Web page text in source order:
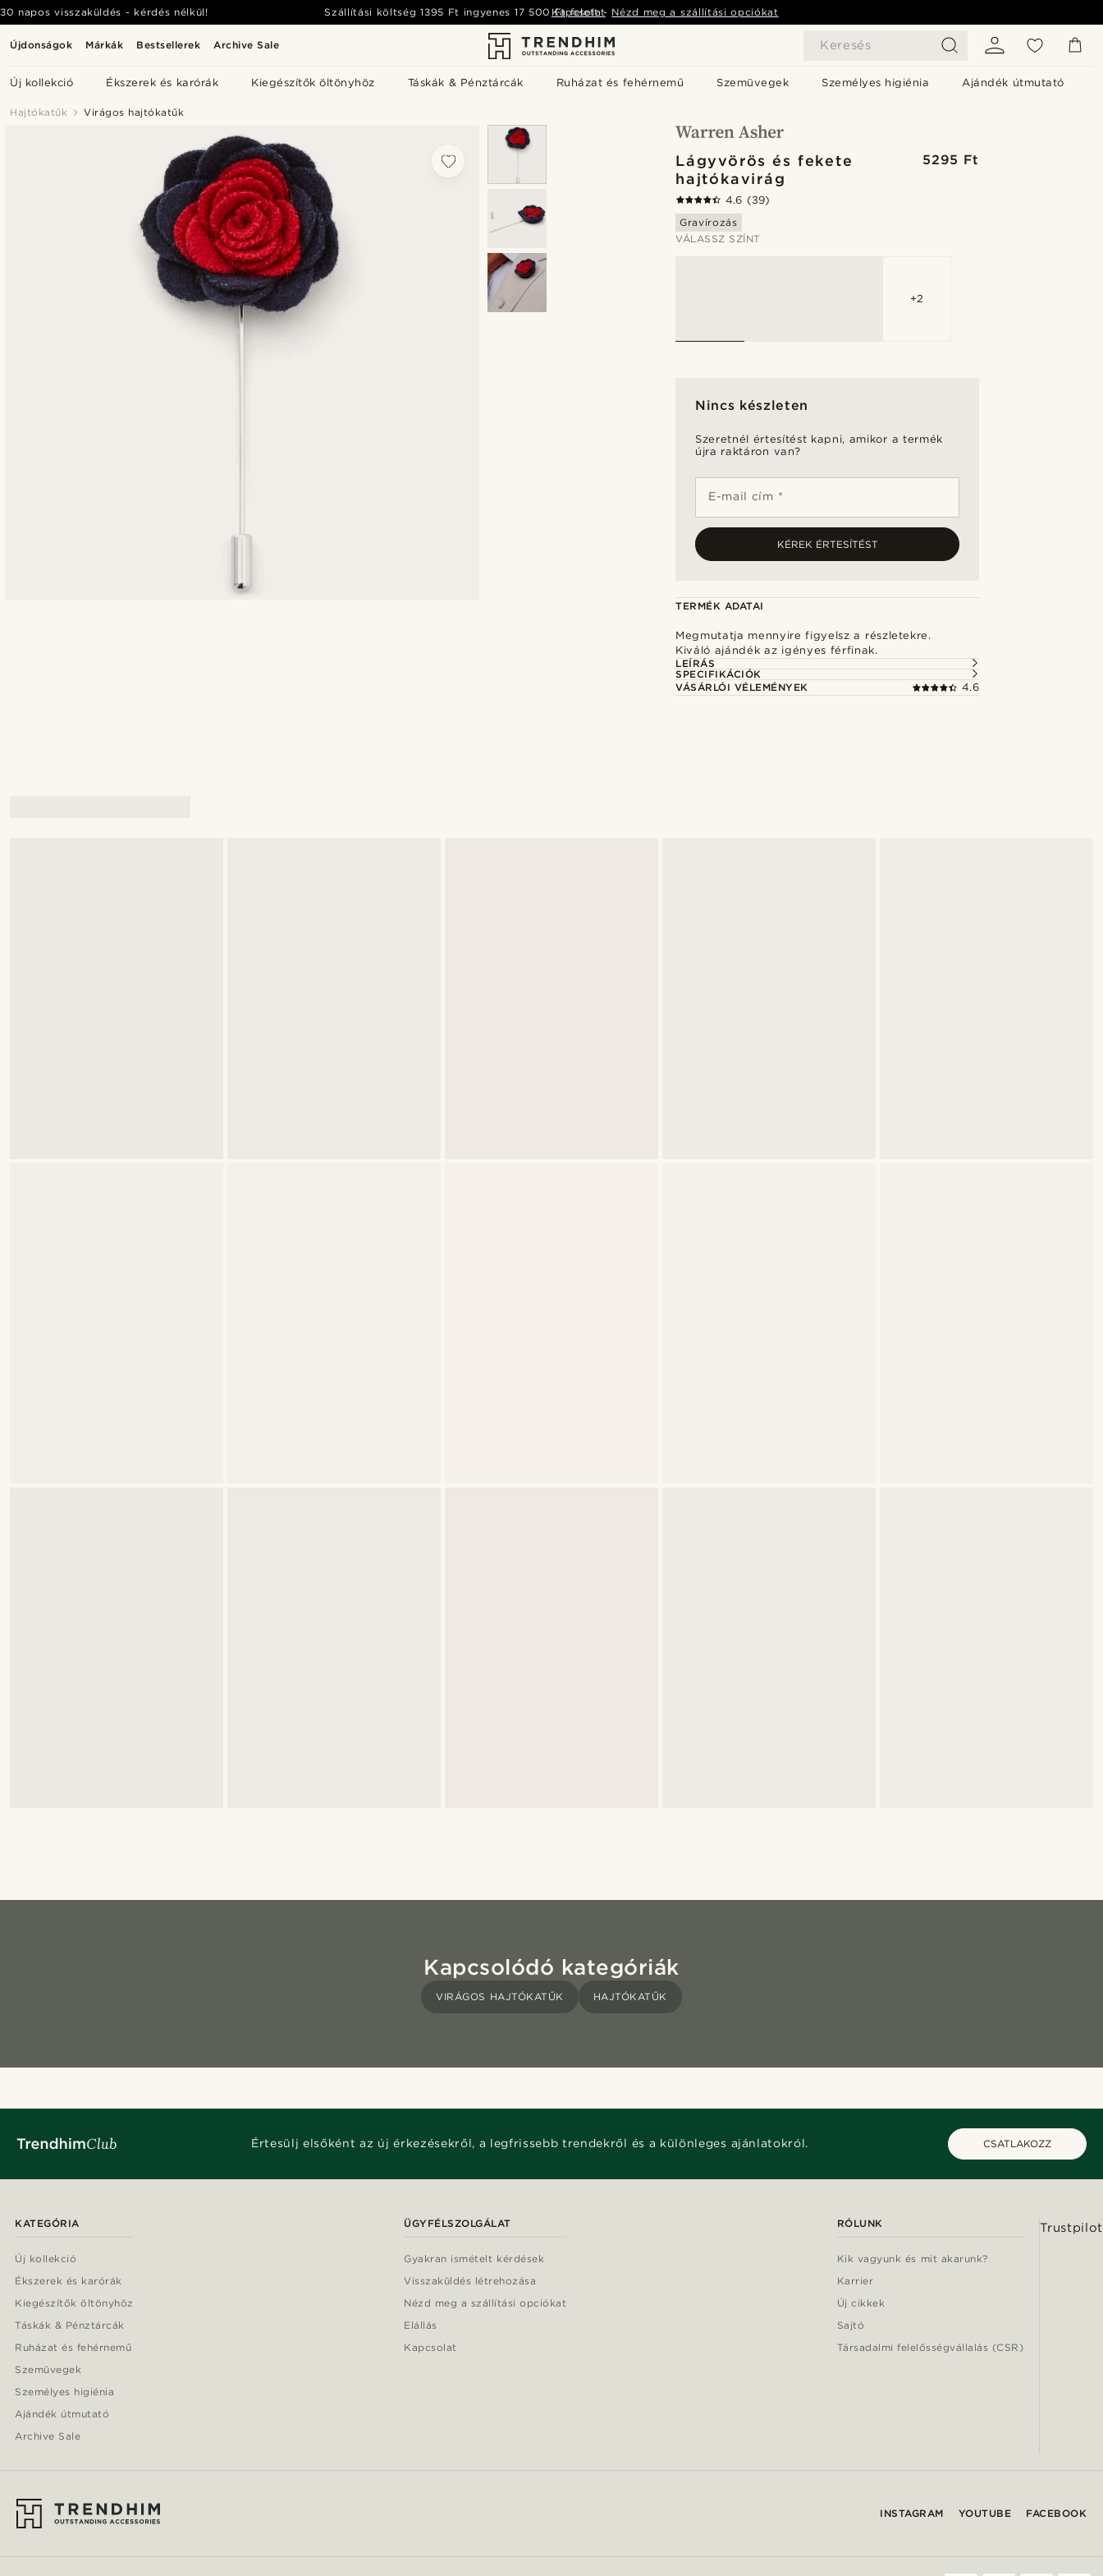
Újdonságok Márkák Bestsellerek Archive Sale Keresés
Új kollekció Ékszerek és karórák Kiegészítők öltönyhöz Táskák & Pénztárcák Ruházat és fehérnemű Szemüvegek Személyes higiénia Ajándék útmutató
30 napos visszaküldés - kérdés nélkül! Szállítási költség1395 Ft ingyenes 17 500 Ft felett- Nézd meg a szállítási opciókat
Kapcsolat
Hajtókatűk Virágos hajtókatűk
Lágyvörös és fekete
hajtókavirág
5295 Ft
4.6 (39)
Gravírozás
VÁLASSZ SZÍNT
+2
Nincs készleten
Szeretnél értesítést kapni, amikor a termék
újra raktáron van?
E-mail cím *
KÉREK ÉRTESÍTÉST
TERMÉK ADATAI
Megmutatja mennyire figyelsz a részletekre.
Kiváló ajándék az igényes férfinak.
LEÍRÁS
SPECIFIKÁCIÓK
VÁSÁRLÓI VÉLEMÉNYEK
4.6
Kapcsolódó kategóriák
VIRÁGOS HAJTÓKATŰK HAJTÓKATŰK
Értesülj elsőként az új érkezésekről, a legfrissebb trendekről és a különleges ajánlatokról. CSATLAKOZZ
KATEGÓRIA
Új kollekció
Ékszerek és karórák
Kiegészítők öltönyhöz
Táskák & Pénztárcák
Ruházat és fehérnemű
Szemüvegek
Személyes higiénia
Ajándék útmutató
Archive Sale
ÜGYFÉLSZOLGÁLAT
Gyakran ismételt kérdések
Visszaküldés létrehozása
Nézd meg a szállítási opciókat
Elállás
Kapcsolat
RÓLUNK
Kik vagyunk és mit akarunk?
Karrier
Új cikkek
Sajtó
Társadalmi felelősségvállalás (CSR)
Trustpilot
INSTAGRAM YOUTUBE FACEBOOK